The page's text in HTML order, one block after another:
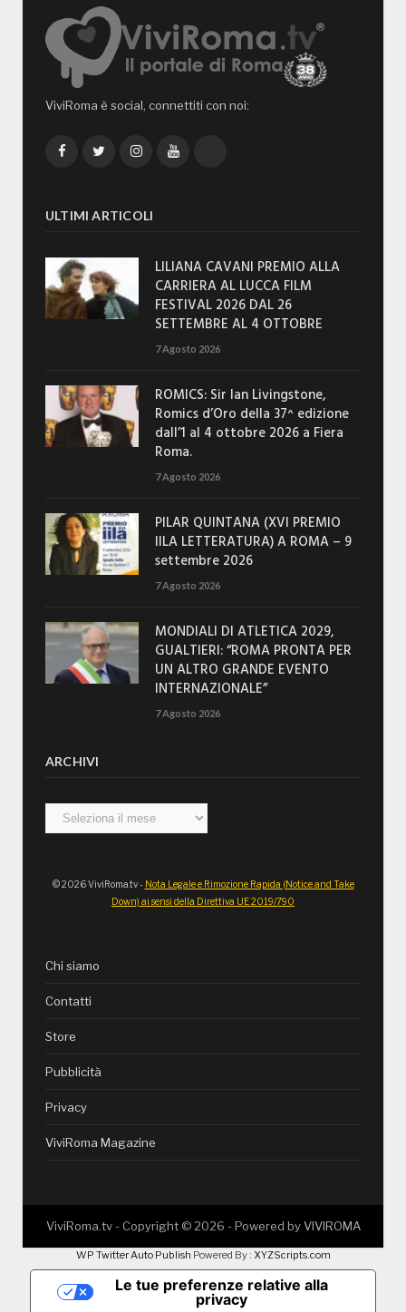
ViviRoma è social, connettiti con noi:
FacebookTwitterInstagramYouTube
ULTIMI ARTICOLI
LILIANA CAVANI PREMIO ALLA
CARRIERA AL LUCCA FILM
FESTIVAL 2026 DAL 26
SETTEMBRE AL 4 OTTOBRE
7 Agosto 2026
ROMICS: Sir Ian Livingstone,
Romics d’Oro della 37^ edizione
dall’1 al 4 ottobre 2026 a Fiera
Roma.
7 Agosto 2026
PILAR QUINTANA (XVI PREMIO
IILA LETTERATURA) A ROMA – 9
settembre 2026
7 Agosto 2026
MONDIALI DI ATLETICA 2029,
GUALTIERI: “ROMA PRONTA PER
UN ALTRO GRANDE EVENTO
INTERNAZIONALE”
7 Agosto 2026
ARCHIVI
Archivi
© 2026 ViviRoma.tv - Nota Legale e Rimozione Rapida (Notice and Take
Down) ai sensi della Direttiva UE 2019/790
Chi siamo
Contatti
Store
Pubblicità
Privacy
ViviRoma Magazine
ViviRoma.tv - Copyright © 2026 - Powered byVIVIROMA
WP Twitter Auto Publish Powered By : XYZScripts.com
Le tue preferenze relative alla
privacy